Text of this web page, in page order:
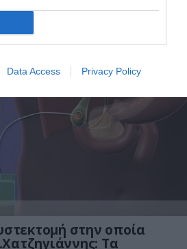
Data Access Privacy Policy
που μπορεί να κρύβει
στην οποία
Tα